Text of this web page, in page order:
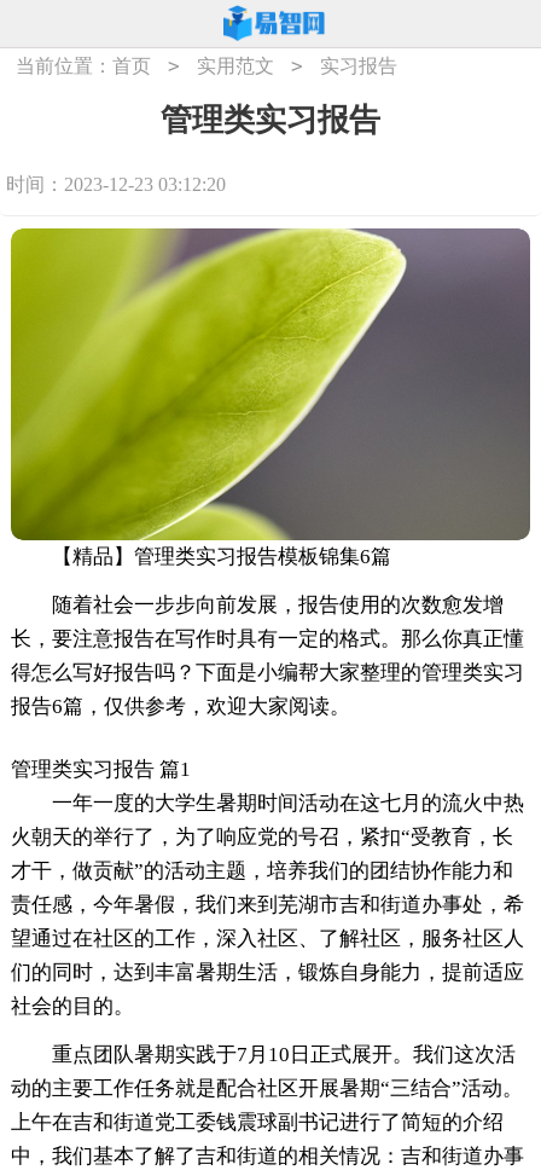
当前位置：首页 > 实用范文 > 实习报告
管理类实习报告
时间：2023-12-23 03:12:20
【精品】管理类实习报告模板锦集6篇
随着社会一步步向前发展，报告使用的次数愈发增
长，要注意报告在写作时具有一定的格式。那么你真正懂
得怎么写好报告吗？下面是小编帮大家整理的管理类实习
报告6篇，仅供参考，欢迎大家阅读。
管理类实习报告 篇1
一年一度的大学生暑期时间活动在这七月的流火中热
火朝天的举行了，为了响应党的号召，紧扣“受教育，长
才干，做贡献”的活动主题，培养我们的团结协作能力和
责任感，今年暑假，我们来到芜湖市吉和街道办事处，希
望通过在社区的工作，深入社区、了解社区，服务社区人
们的同时，达到丰富暑期生活，锻炼自身能力，提前适应
社会的目的。
重点团队暑期实践于7月10日正式展开。我们这次活
动的主要工作任务就是配合社区开展暑期“三结合”活动。
上午在吉和街道党工委钱震球副书记进行了简短的介绍
中，我们基本了解了吉和街道的相关情况：吉和街道办事